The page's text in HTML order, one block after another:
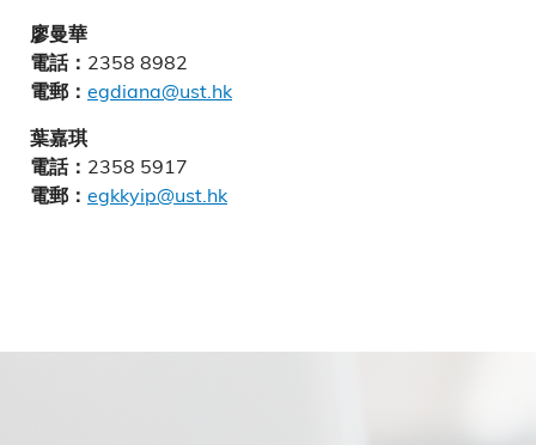
廖曼華
電話： 2358 8982
電郵： egdiana@ust.hk
葉嘉琪
電話： 2358 5917
電郵： egkkyip@ust.hk